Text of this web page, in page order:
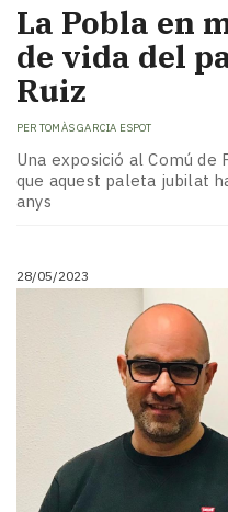
La Pobla en
de vida del
Ruiz
PER TOMÀS GARCIA ESPOT
Una exposició al Comú
que aquest paleta jubilat
anys
28/05/2023